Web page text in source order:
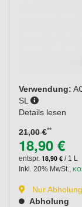
Verwendung:
SL
Details lesen
21,00 €**
18,90 €
entspr. 18,90 € / 1 L
Inkl. 20% MwSt.,
Nur Abholung
Abholung